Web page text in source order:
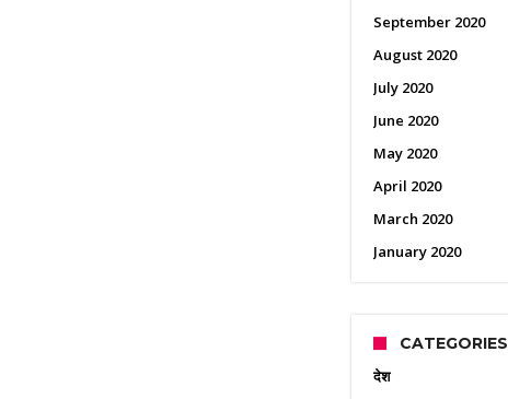
September 2020
August 2020
July 2020
June 2020
May 2020
April 2020
March 2020
January 2020
CATEGORIES
देश